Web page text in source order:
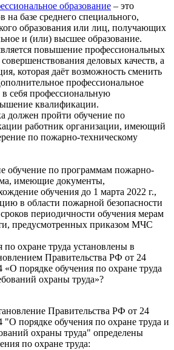
образование – это
на базе среднего специального,
образования или лиц, получающих
и (или) высшее образование.
повышение профессиональных
деловых качеств, а
которая даёт возможность сменить
профессиональное
в себя профессиональную
квалификации.
должен пройти обучение по
работник организации, имеющий
по пожарно-техническому
обучение по программам пожарно-
имеющие документы,
обучения до 1 марта 2022 г.,
в области пожарной безопасности
периодичности обучения мерам
предусмотренных приказом МЧС
охране труда установлены в
Правительства РФ от 24
«О порядке обучения по охране труда
охраны труда»?
Правительства РФ от 24
"О порядке обучения по охране труда и
охраны труда" определены
по охране труда: